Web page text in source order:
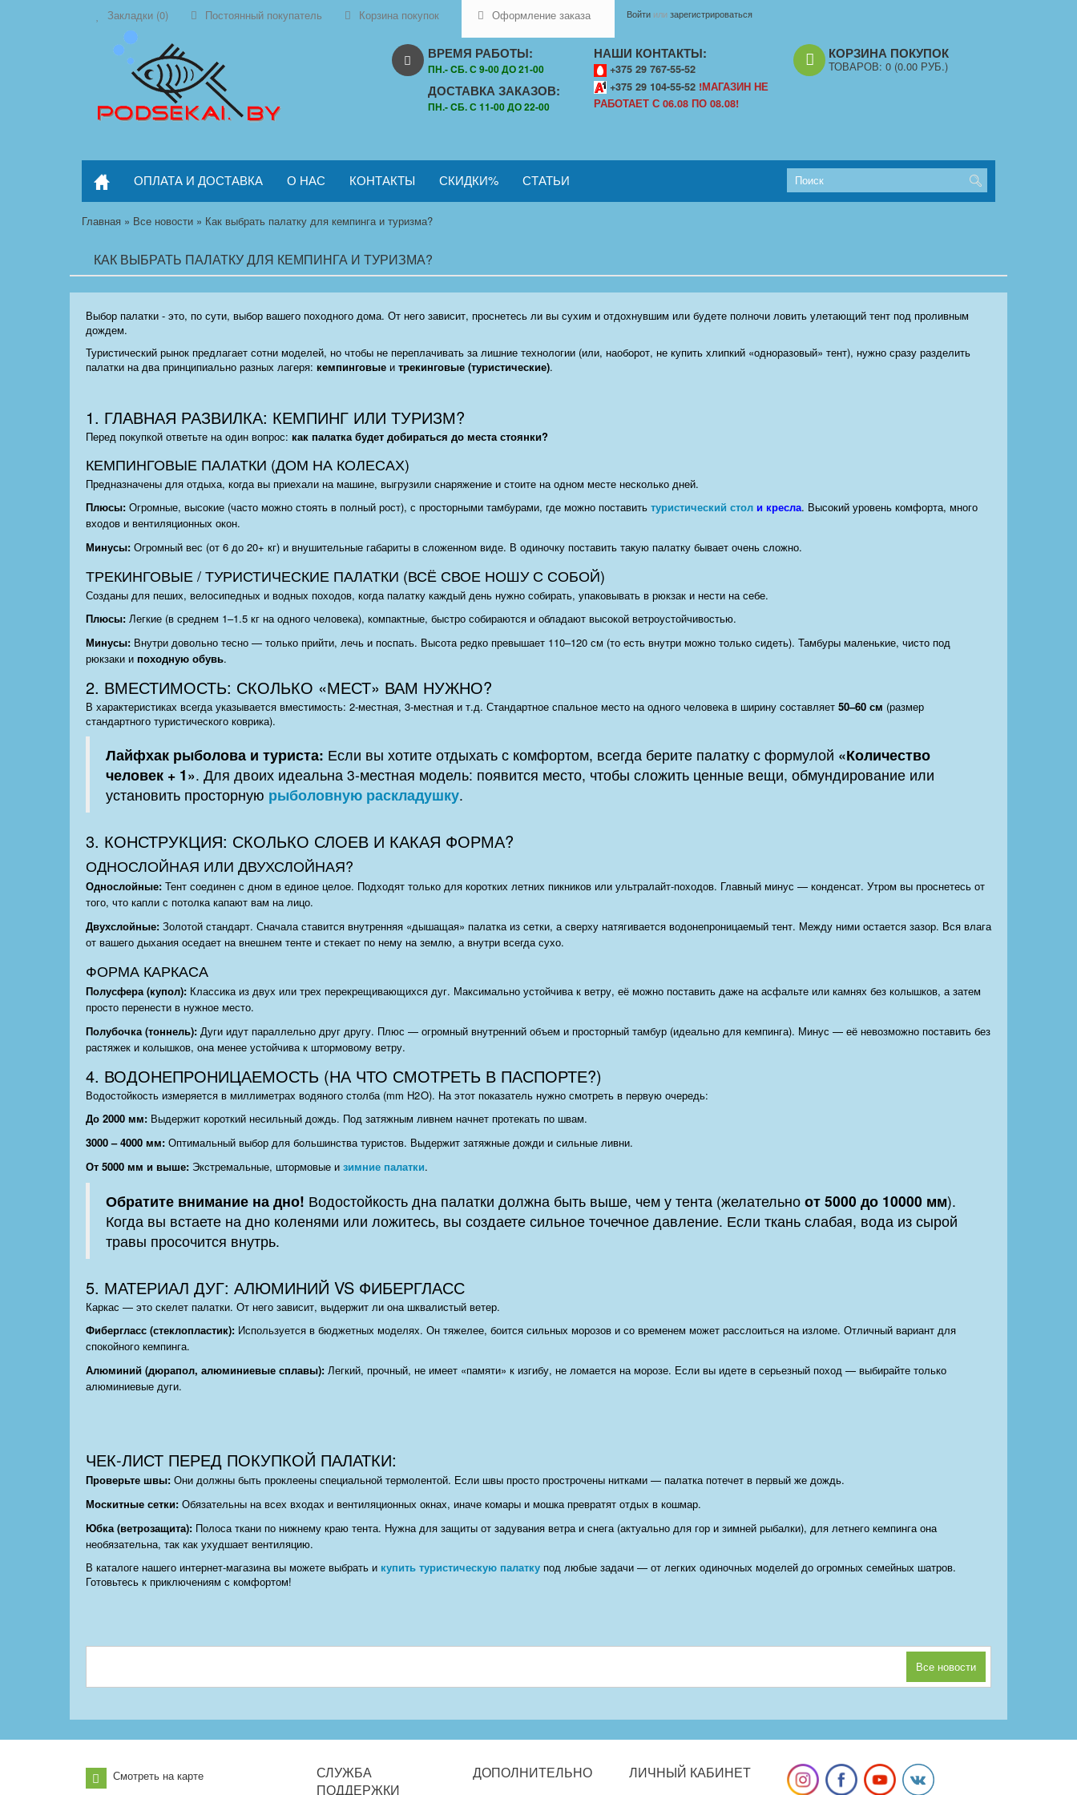
Закладки (0) Постоянный покупатель Корзина покупок Оформление заказа Войти илизарегистрироваться
ВРЕМЯ РАБОТЫ:
ПН.- CБ. С 9-00 ДО 21-00
ДОСТАВКА ЗАКАЗОВ:
ПН.- CБ. С 11-00 ДО 22-00
НАШИ КОНТАКТЫ:
+375 29 767-55-52
+375 29 104-55-52 !МАГАЗИН НЕ
РАБОТАЕТ С 06.08 ПО 08.08!
КОРЗИНА ПОКУПОК
ТОВАРОВ: 0 (0.00 РУБ.)
ОПЛАТА И ДОСТАВКА О НАС КОНТАКТЫ СКИДКИ% СТАТЬИ
Главная » Все новости » Как выбрать палатку для кемпинга и туризма?
КАК ВЫБРАТЬ ПАЛАТКУ ДЛЯ КЕМПИНГА И ТУРИЗМА?
Выбор палатки - это, по сути, выбор вашего походного дома. От него зависит, проснетесь ли вы сухим и отдохнувшим или будете полночи ловить улетающий тент под проливным
дождем.
Туристический рынок предлагает сотни моделей, но чтобы не переплачивать за лишние технологии (или, наоборот, не купить хлипкий «одноразовый» тент), нужно сразу разделить
палатки на два принципиально разных лагеря: кемпинговые и трекинговые (туристические).
1. ГЛАВНАЯ РАЗВИЛКА: КЕМПИНГ ИЛИ ТУРИЗМ?
Перед покупкой ответьте на один вопрос: как палатка будет добираться до места стоянки?
КЕМПИНГОВЫЕ ПАЛАТКИ (ДОМ НА КОЛЕСАХ)
Предназначены для отдыха, когда вы приехали на машине, выгрузили снаряжение и стоите на одном месте несколько дней.
Плюсы: Огромные, высокие (часто можно стоять в полный рост), с просторными тамбурами, где можно поставить туристический стол и кресла. Высокий уровень комфорта, много
входов и вентиляционных окон.
Минусы: Огромный вес (от 6 до 20+ кг) и внушительные габариты в сложенном виде. В одиночку поставить такую палатку бывает очень сложно.
ТРЕКИНГОВЫЕ / ТУРИСТИЧЕСКИЕ ПАЛАТКИ (ВСЁ СВОЕ НОШУ С СОБОЙ)
Созданы для пеших, велосипедных и водных походов, когда палатку каждый день нужно собирать, упаковывать в рюкзак и нести на себе.
Плюсы: Легкие (в среднем 1–1.5 кг на одного человека), компактные, быстро собираются и обладают высокой ветроустойчивостью.
Минусы: Внутри довольно тесно — только прийти, лечь и поспать. Высота редко превышает 110–120 см (то есть внутри можно только сидеть). Тамбуры маленькие, чисто под
рюкзаки и походную обувь.
2. ВМЕСТИМОСТЬ: СКОЛЬКО «МЕСТ» ВАМ НУЖНО?
В характеристиках всегда указывается вместимость: 2-местная, 3-местная и т.д. Стандартное спальное место на одного человека в ширину составляет 50–60 см (размер
стандартного туристического коврика).
Лайфхак рыболова и туриста: Если вы хотите отдыхать с комфортом, всегда берите палатку с формулой «Количество
человек + 1». Для двоих идеальна 3-местная модель: появится место, чтобы сложить ценные вещи, обмундирование или
установить просторную рыболовную раскладушку.
3. КОНСТРУКЦИЯ: СКОЛЬКО СЛОЕВ И КАКАЯ ФОРМА?
ОДНОСЛОЙНАЯ ИЛИ ДВУХСЛОЙНАЯ?
Однослойные: Тент соединен с дном в единое целое. Подходят только для коротких летних пикников или ультралайт-походов. Главный минус — конденсат. Утром вы проснетесь от
того, что капли с потолка капают вам на лицо.
Двухслойные: Золотой стандарт. Сначала ставится внутренняя «дышащая» палатка из сетки, а сверху натягивается водонепроницаемый тент. Между ними остается зазор. Вся влага
от вашего дыхания оседает на внешнем тенте и стекает по нему на землю, а внутри всегда сухо.
ФОРМА КАРКАСА
Полусфера (купол): Классика из двух или трех перекрещивающихся дуг. Максимально устойчива к ветру, её можно поставить даже на асфальте или камнях без колышков, а затем
просто перенести в нужное место.
Полубочка (тоннель): Дуги идут параллельно друг другу. Плюс — огромный внутренний объем и просторный тамбур (идеально для кемпинга). Минус — её невозможно поставить без
растяжек и колышков, она менее устойчива к штормовому ветру.
4. ВОДОНЕПРОНИЦАЕМОСТЬ (НА ЧТО СМОТРЕТЬ В ПАСПОРТЕ?)
Водостойкость измеряется в миллиметрах водяного столба (mm H2O). На этот показатель нужно смотреть в первую очередь:
До 2000 мм: Выдержит короткий несильный дождь. Под затяжным ливнем начнет протекать по швам.
3000 – 4000 мм: Оптимальный выбор для большинства туристов. Выдержит затяжные дожди и сильные ливни.
От 5000 мм и выше: Экстремальные, штормовые и зимние палатки.
Обратите внимание на дно! Водостойкость дна палатки должна быть выше, чем у тента (желательно от 5000 до 10000 мм).
Когда вы встаете на дно коленями или ложитесь, вы создаете сильное точечное давление. Если ткань слабая, вода из сырой
травы просочится внутрь.
5. МАТЕРИАЛ ДУГ: АЛЮМИНИЙ VS ФИБЕРГЛАСС
Каркас — это скелет палатки. От него зависит, выдержит ли она шквалистый ветер.
Фибергласс (стеклопластик): Используется в бюджетных моделях. Он тяжелее, боится сильных морозов и со временем может расслоиться на изломе. Отличный вариант для
спокойного кемпинга.
Алюминий (дюрапол, алюминиевые сплавы): Легкий, прочный, не имеет «памяти» к изгибу, не ломается на морозе. Если вы идете в серьезный поход — выбирайте только
алюминиевые дуги.
ЧЕК-ЛИСТ ПЕРЕД ПОКУПКОЙ ПАЛАТКИ:
Проверьте швы: Они должны быть проклеены специальной термолентой. Если швы просто прострочены нитками — палатка потечет в первый же дождь.
Москитные сетки: Обязательны на всех входах и вентиляционных окнах, иначе комары и мошка превратят отдых в кошмар.
Юбка (ветрозащита): Полоса ткани по нижнему краю тента. Нужна для защиты от задувания ветра и снега (актуально для гор и зимней рыбалки), для летнего кемпинга она
необязательна, так как ухудшает вентиляцию.
В каталоге нашего интернет-магазина вы можете выбрать и купить туристическую палатку под любые задачи — от легких одиночных моделей до огромных семейных шатров.
Готовьтесь к приключениям с комфортом!
Все новости
Смотреть на карте
СЛУЖБА
ПОДДЕРЖКИ
ДОПОЛНИТЕЛЬНО ЛИЧНЫЙ КАБИНЕТ